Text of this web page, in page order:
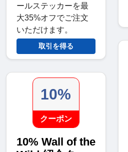
ールステッカーを最
大35%オフでご注文
いただけます。
取引を得る
10%
クーポン
10% Wall of the